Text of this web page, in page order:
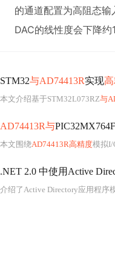
的通道配置为高阻态
DAC的线性度会下降
STM32与AD74413R实现
本文介绍基于STM32L073RZ与
AD74413R与
本文围绕AD74413R高精度模拟I/
.NET 2.0 中使用Active
介绍了Active Directory应用程序